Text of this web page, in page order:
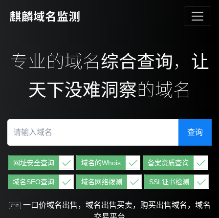
专业的域名综合查询，让
天下没难洞察的域名
查询
网址安全查询 域名的Whois 备案资质查询
域名SEO查询 域名网络拨测 SSL证书检测
一口价域名出售，域名出售买卖，购买出售域名，域名